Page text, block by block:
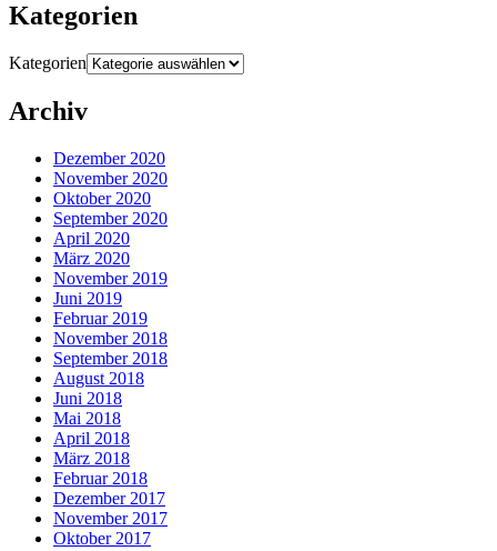
Kategorien
Kategorien
Archiv
Dezember 2020
November 2020
Oktober 2020
September 2020
April 2020
März 2020
November 2019
Juni 2019
Februar 2019
November 2018
September 2018
August 2018
Juni 2018
Mai 2018
April 2018
März 2018
Februar 2018
Dezember 2017
November 2017
Oktober 2017